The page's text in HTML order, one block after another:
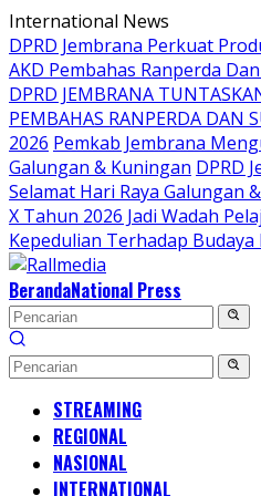
Langsung
ke
konten
International News
DPRD Jembrana Perkuat
AKD Pembahas Ranperda
DPRD JEMBRANA
PEMBAHAS RANPERDA DAN
2026 Pemkab Jembrana
Galungan & Kuningan DPRD
Selamat Hari Raya Galungan
X Tahun 2026 Jadi Wadah
Kepedulian Terhadap Budaya
BerandaNational Press
STREAMING
REGIONAL
NASIONAL
INTERNATIONAL